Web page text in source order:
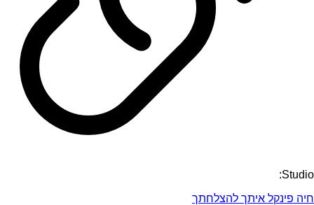
Studio:
חיה פינקל איתך להצלחתך